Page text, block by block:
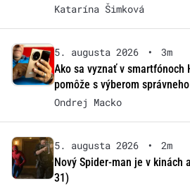
Katarína Šimková
5. augusta 2026 •
3m
Ako sa vyznať v smartfónoch
pomôže s výberom
Ondrej Macko
5. augusta 2026 •
2m
Nový Spider-man je v kinách
31)